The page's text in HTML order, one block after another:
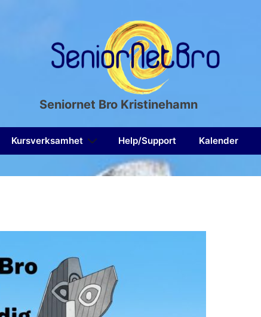
Seniornet Bro Kristinehamn
Kursverksamhet Help/Support Kalender